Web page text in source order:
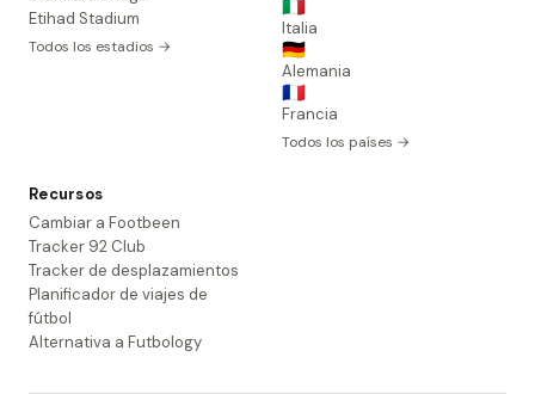
Etihad Stadium
Todos los estadios →
🇮🇹
Italia
🇩🇪
Alemania
🇫🇷
Francia
Todos los países →
Recursos
Cambiar a Footbeen
Tracker 92 Club
Tracker de desplazamientos
Planificador de viajes de
fútbol
Alternativa a Futbology